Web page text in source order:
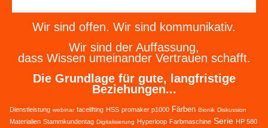
Wir sind offen. Wir sind kommunikativ.
Wir sind der Auffassung,
dass Wissen umeinander Vertrauen schafft.
Die Grundlage für gute, langfristige
Beziehungen...
Dienstleistung webinar facelifting HSS promaker p1000 Färben Bionik Diskussion
Materialien Stammkundentag Digitalisierung Hyperloop Farbmaschine Serie HP 580